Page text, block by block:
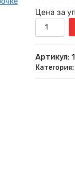
Цена за
Артикул:
Категория: